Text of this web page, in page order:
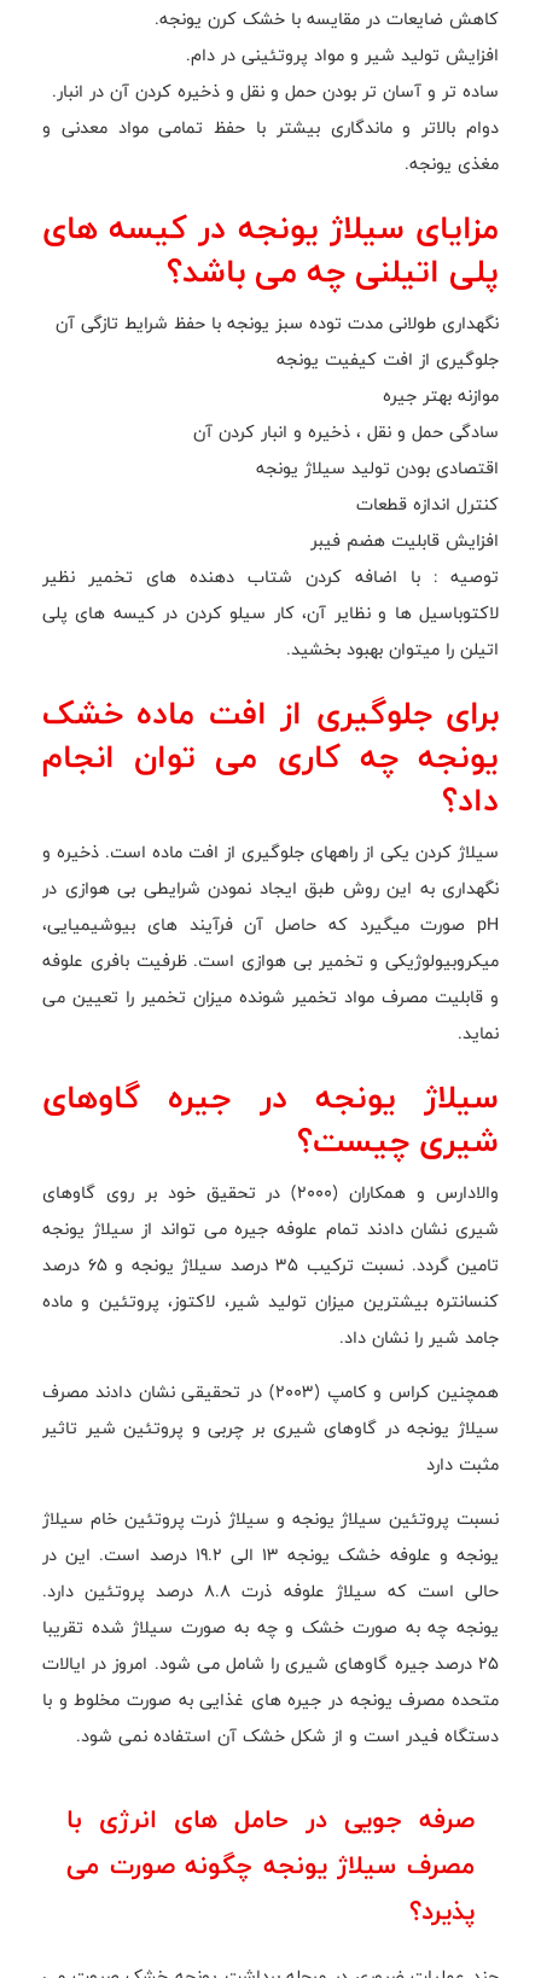
کاهش ضایعات در مقایسه با خشک کرن یونجه.
افزایش تولید شیر و مواد پروتئینی در دام.
ساده تر و آسان تر بودن حمل و نقل و ذخیره کردن آن در انبار.
دوام بالاتر و ماندگاری بیشتر با حفظ تمامی مواد معدنی و
مغذی یونجه.
مزایای سیلاژ یونجه در کیسه های
پلی اتیلنی چه می باشد؟
نگهداری طولانی مدت توده سبز یونجه با حفظ شرایط تازگی آن
جلوگیری از افت کیفیت یونجه
موازنه بهتر جیره
سادگی حمل و نقل ، ذخیره و انبار کردن آن
اقتصادی بودن تولید سیلاژ یونجه
کنترل اندازه قطعات
افزایش قابلیت هضم فیبر
توصیه : با اضافه کردن شتاب دهنده های تخمیر نظیر
لاکتوباسیل ها و نظایر آن، کار سیلو کردن در کیسه های پلی
اتیلن را میتوان بهبود بخشید.
برای جلوگیری از افت ماده خشک
یونجه چه کاری می توان انجام
داد؟
سیلاژ کردن یکی از راههای جلوگیری از افت ماده است. ذخیره و
نگهداری به این روش طبق ایجاد نمودن شرایطی بی هوازی در
pH صورت میگیرد که حاصل آن فرآیند های بیوشیمیایی،
میکروبیولوژیکی و تخمیر بی هوازی است. ظرفیت بافری علوفه
و قابلیت مصرف مواد تخمیر شونده میزان تخمیر را تعیین می
نماید.
سیلاژ یونجه در جیره گاوهای
شیری چیست؟
والادارس و همکاران (2000) در تحقیق خود بر روی گاوهای
شیری نشان دادند تمام علوفه جیره می تواند از سیلاژ یونجه
تامین گردد. نسبت ترکیب 35 درصد سیلاژ یونجه و 65 درصد
کنسانتره بیشترین میزان تولید شیر، لاکتوز، پروتئین و ماده
جامد شیر را نشان داد.
همچنین کراس و کامپ (2003) در تحقیقی نشان دادند مصرف
سیلاژ یونجه در گاوهای شیری بر چربی و پروتئین شیر تاثیر
مثبت دارد
نسبت پروتئین سیلاژ یونجه و سیلاژ ذرت پروتئین خام سیلاژ
یونجه و علوفه خشک یونجه 13 الی 19.2 درصد است. این در
حالی است که سیلاژ علوفه ذرت 8.8 درصد پروتئین دارد.
یونجه چه به صورت خشک و چه به صورت سیلاژ شده تقریبا
25 درصد جیره گاوهای شیری را شامل می شود. امروز در ایالات
متحده مصرف یونجه در جیره های غذایی به صورت مخلوط و با
دستگاه فیدر است و از شکل خشک آن استفاده نمی شود.
صرفه جویی در حامل های انرژی با
مصرف سیلاژ یونجه چگونه صورت می
پذیرد؟